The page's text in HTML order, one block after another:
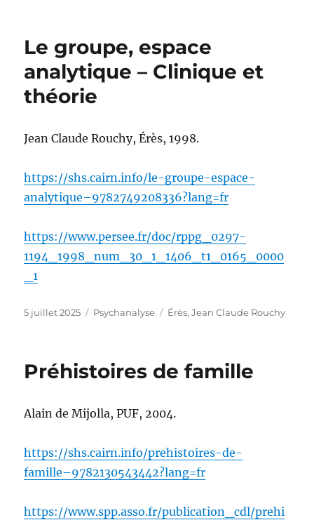
Le groupe, espace
analytique – Clinique et
théorie
Jean Claude Rouchy, Érès, 1998.
https://shs.cairn.info/le-groupe-espace-
analytique–9782749208336?lang=fr
https://www.persee.fr/doc/rppg_0297-
1194_1998_num_30_1_1406_t1_0165_0000
_1
Publié
5 juillet 2025 Catégories
Psychanalyse Étiquettes
Érès,Jean Claude Rouchy
Préhistoires de famille
Alain de Mijolla, PUF, 2004.
https://shs.cairn.info/prehistoires-de-
famille–9782130543442?lang=fr
https://www.spp.asso.fr/publication_cdl/prehi